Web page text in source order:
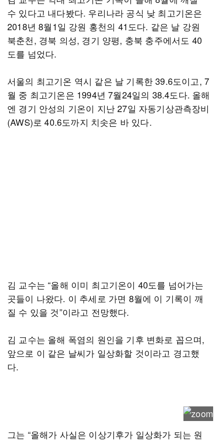
수 있다고 내다봤다. 우리나라 공식 낮 최고기온은
2018년 8월1일 강원 홍천의 41도다. 같은 날 강원
북춘천, 경북 의성, 경기 양평, 충북 충주에서도 40
도를 넘었다.
서울의 최고기온 역시 같은 날 기록한 39.6도이고, 7
월 중 최고기온은 1994년 7월24일의 38.4도다. 올해
엔 경기 안성의 기온이 지난 27일 자동기상관측장비
(AWS)로 40.6도까지 치솟은 바 있다.
김 교수는 “올해 이미 최고기온이 40도를 넘어가는
곳들이 나왔다. 이 추세로 가면 8월에 이 기록이 깨
질 수 있을 것”이라고 전망했다.
김 교수는 올해 폭염의 원인을 기후 변화로 꼽으며,
앞으로 이 같은 날씨가 일상화할 것이라고 경고했
다.
그는 “올해가 사실은 이상기후가 일상화가 되는 원